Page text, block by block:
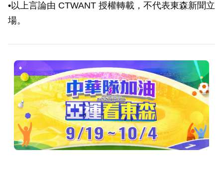
•以上言論由 CTWANT 授權轉載，不代表東森新聞立
場。